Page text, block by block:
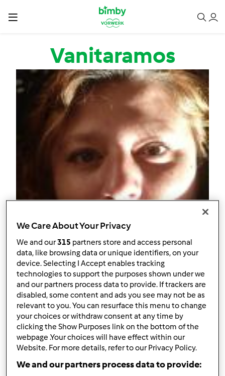
Passar para o conteúdo principal
Vanitaramos
Follow Block
Vanitaramos
Pontos atuais: 12
Melhor receita
Esparguete de frango assado com cogumelos
We Care About Your Privacy
We and our315 partners store and access personal
data, like browsing data or unique identifiers, on your
device. Selecting I Accept enables tracking
technologies to support the purposes shown under we
and our partners process data to provide. If trackers are
disabled, some content and ads you see may not be as
relevant to you. You can resurface this menu to change
your choices or withdraw consent at any time by
clicking the Show Purposes link on the bottom of the
webpage .Your choices will have effect within our
Website. For more details, refer to our Privacy Policy.
We and our partners process data to provide: